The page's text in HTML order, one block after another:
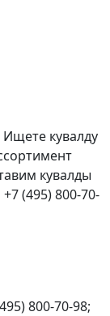
Ищете кувалду
кувалды
(495) 800-70-
800-70-98;